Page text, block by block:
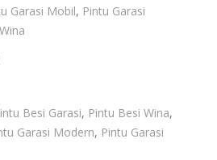
Garasi Mobil, Pintu Garasi
Besi Garasi, Pintu Besi Wina,
Garasi Modern, Pintu Garasi